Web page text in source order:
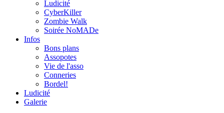
Ludicité
CyberKiller
Zombie Walk
Soirée NoMADe
Infos
Bons plans
Assopotes
Vie de l'asso
Conneries
Bordel!
Ludicité
Galerie